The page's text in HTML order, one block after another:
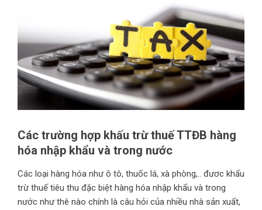
Các trường hợp khấu trừ thuế TTĐB hàng
hóa nhập khẩu và trong nước
Các loại hàng hóa như ô tô, thuốc lá, xà phòng,.. đươc khấu
trừ thuế tiêu thu đặc biệt hàng hóa nhập khẩu và trong
nước như thê nào chính là câu hỏi của nhiều nhà sản xuất,